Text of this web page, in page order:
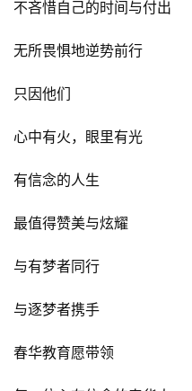
向他们的专注致敬
因为专注，所以专业
因为专业，所以卓越
因为卓越，所以信赖
向他们的奋斗致敬
是他们在最需要奋斗的日子里
不吝惜自己的时间与付出
无所畏惧地逆势前行
只因他们